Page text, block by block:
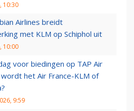
10:30
Airlines breidt
met KLM op Schiphol uit
10:00
voor biedingen op TAP Air
het Air France-KLM of
9:59